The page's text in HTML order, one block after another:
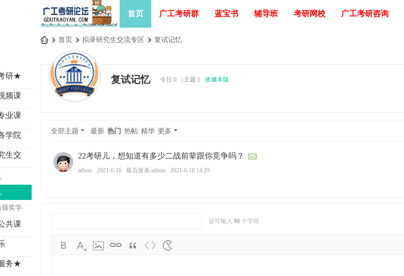
首页 广工考研群 蓝宝书 辅导班 考研网校 广工考研咨询
» 首页 › 拟录研究生交流专区 › 复试记忆
研★
频课
业课
学院
生交
奖学
共课
务★
复试记忆 今日:0 主题:1 收藏本版
全部主题 最新 热门 热帖 精华 更多
22考研儿，想知道有多少二战前辈跟你竞争吗？
admin 2021-6-16 最后发表:admin 2021-6-16 14:29
还可输入 80 个字符